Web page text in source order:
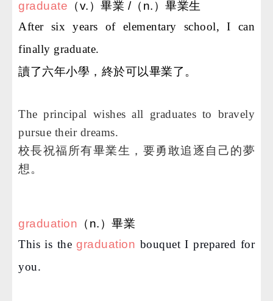
graduate （v.）畢業 /（n.）畢業生
After six years of elementary school, I can
finally graduate.
讀了六年小學，終於可以畢業了。
The principal wishes all graduates to bravely
pursue their dreams.
校長祝福所有畢業生，要勇敢追逐自己的夢
想。
graduation （n.）畢業
This is the graduation bouquet I prepared for
you.